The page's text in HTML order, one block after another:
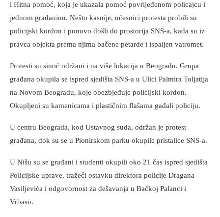
i Hitna pomoć, koja je ukazala pomoć povrijeđenom policajcu i
jednom građaninu. Nešto kasnije, učesnici protesta probili su
policijski kordon i ponovo došli do prostorija SNS-a, kada su iz
pravca objekta prema njima bačene petarde i ispaljen vatromet.
Protesti su sinoć održani i na više lokacija u Beogradu. Grupa
građana okupila se ispred sjedišta SNS-a u Ulici Palmira Toljatija
na Novom Beogradu, koje obezbjeđuje policijski kordon.
Okupljeni su kamenicama i plastičnim flašama gađali policiju.
U centru Beograda, kod Ustavnog suda, održan je protest
građana, dok su se u Pionirskom parku okupile pristalice SNS-a.
U Nišu su se građani i studenti okupili oko 21 čas ispred sjedišta
Policijske uprave, tražeći ostavku direktora policije Dragana
Vasiljevića i odgovornost za dešavanja u Bačkoj Palanci i
Vrbasu.